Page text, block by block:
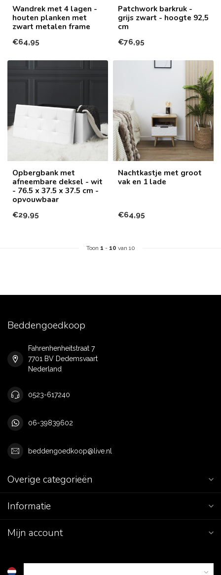
Wandrek met 4 lagen -
houten planken met
zwart metalen frame
€64,95
Patchwork barkruk -
grijs zwart - hoogte 92,5
cm
€76,95
Opbergbank met
afneembare deksel - wit
- 76.5 x 37.5 x 37.5 cm -
opvouwbaar
€29,95
Nachtkastje met groot
vak en 1 lade
€64,95
Toon 1 - 10 van 10
Beddengoedkoop
Fahrenhenheitstraat 7
7701 BV Dedemsvaart
Nederland
0523-617240
06-39839602
beddengoedkoop@live.nl
Overige categorieën
Informatie
Mijn account